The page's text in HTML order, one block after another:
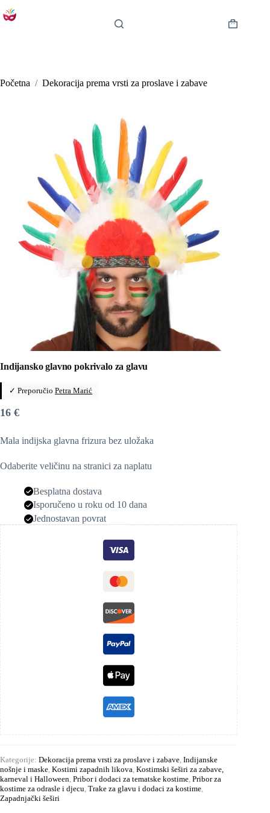
na
Košarica
Početna / Dekoracija prema vrsti za proslave i zabave
Indijansko glavno pokrivalo za glavu
✓ Preporučio Petra Marić
16 €
Mala indijska glavna frizura bez uložaka
Odaberite veličinu na stranici za naplatu
Besplatna dostava
Isporučeno u roku od 10 dana
Jednostavan povrat
Kategorije: Dekoracija prema vrsti za proslave i zabave, Indijanske
nošnje i maske, Kostimi zapadnih likova, Kostimski šeširi za zabave,
karneval i Halloween, Pribor i dodaci za tematske kostime, Pribor za
kostime za odrasle i djecu, Trake za glavu i dodaci za kostime,
Zapadnjački šeširi